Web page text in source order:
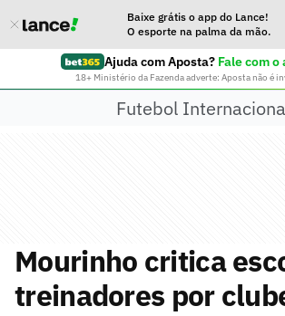
Baixe grátis o app do Lance!
O esporte na palma da mão.
Ajuda com Aposta? Fale com
18+ Ministério da Fazenda adverte: Aposta não é
Futebol
Mourinho critica
treinadores por